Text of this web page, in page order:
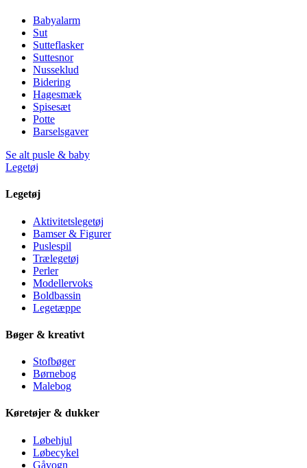
Babyalarm
Sut
Sutteflasker
Suttesnor
Nusseklud
Bidering
Hagesmæk
Spisesæt
Potte
Barselsgaver
Se alt pusle & baby
Legetøj
Legetøj
Aktivitetslegetøj
Bamser & Figurer
Puslespil
Trælegetøj
Perler
Modellervoks
Boldbassin
Legetæppe
Bøger & kreativt
Stofbøger
Børnebog
Malebog
Køretøjer & dukker
Løbehjul
Løbecykel
Gåvogn